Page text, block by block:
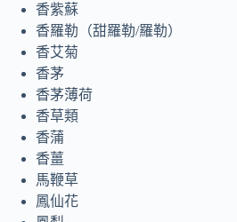
香紫蘇
香羅勒（甜羅勒/羅勒）
香艾菊
香茅
香茅薄荷
香草類
香蒲
香薑
馬鞭草
鳳仙花